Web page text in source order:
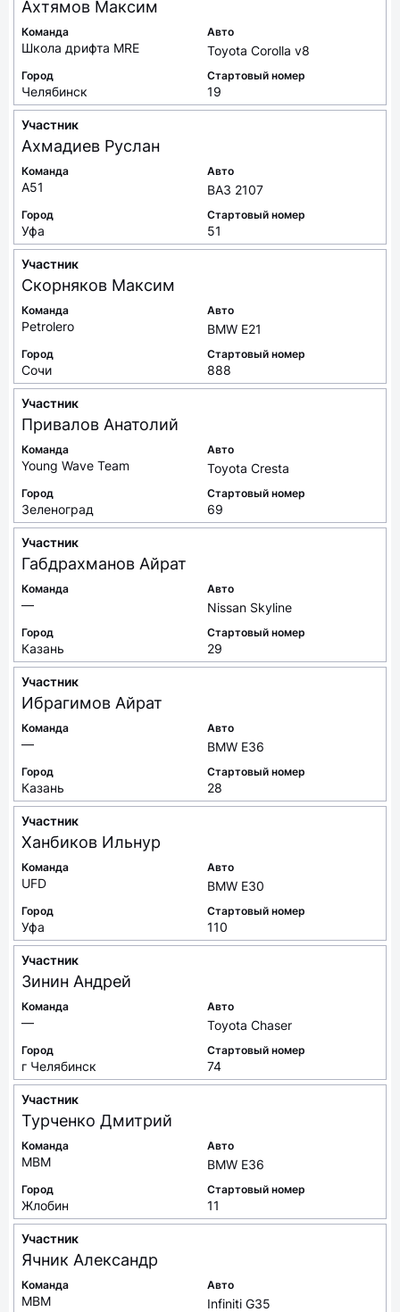
Ахтямов Максим
Команда
Школа дрифта MRE
Авто
Toyota Corolla v8
Город
Челябинск
Стартовый номер
19
Участник
Ахмадиев Руслан
Команда
A51
Авто
ВАЗ 2107
Город
Уфа
Стартовый номер
51
Участник
Скорняков Максим
Команда
Petrolero
Авто
BMW E21
Город
Сочи
Стартовый номер
888
Участник
Привалов Анатолий
Команда
Young Wave Team
Авто
Toyota Cresta
Город
Зеленоград
Стартовый номер
69
Участник
Габдрахманов Айрат
Команда
—
Авто
Nissan Skyline
Город
Казань
Стартовый номер
29
Участник
Ибрагимов Айрат
Команда
—
Авто
BMW E36
Город
Казань
Стартовый номер
28
Участник
Ханбиков Ильнур
Команда
UFD
Авто
BMW E30
Город
Уфа
Стартовый номер
110
Участник
Зинин Андрей
Команда
—
Авто
Toyota Chaser
Город
г Челябинск
Стартовый номер
74
Участник
Турченко Дмитрий
Команда
MBM
Авто
BMW E36
Город
Жлобин
Стартовый номер
11
Участник
Ячник Александр
Команда
MBM
Авто
Infiniti G35